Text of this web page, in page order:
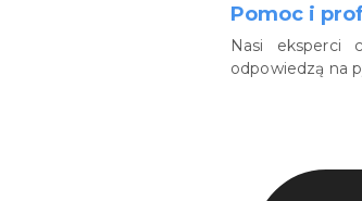
Pomoc i
Nasi eksperci
odpowiedzą na